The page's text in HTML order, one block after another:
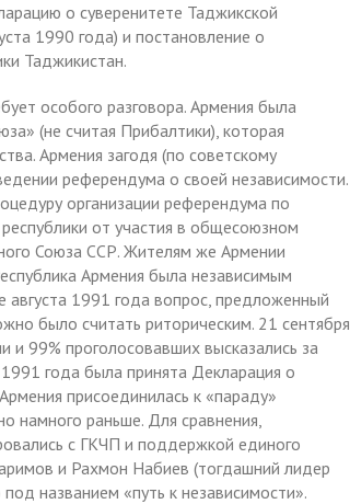
о суверенитете Таджикской
1990 года) и постановление о
Таджикистан.
особого разговора. Армения была
(не считая Прибалтики), которая
Армения загодя (по советскому
референдума о своей независимости.
организации референдума по
от участия в общесоюзном
Союза ССР. Жителям же Армении
Армения была независимым
1991 года вопрос, предложенный
было считать риторическим. 21 сентября
и 99% проголосовавших высказались за
года была принята Декларация о
присоединилась к «параду»
намного раньше. Для сравнения,
с ГКЧП и поддержкой единого
и Рахмон Набиев (тогдашний лидер
названием «путь к независимости».